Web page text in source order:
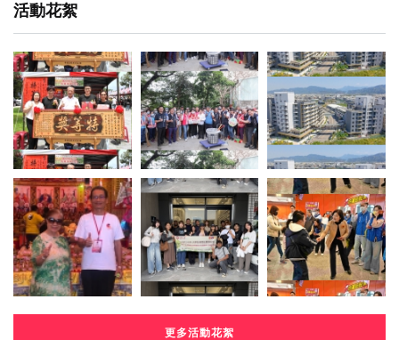
活動花絮
更多活動花絮